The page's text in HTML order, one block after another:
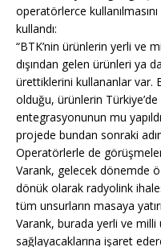
operatörlerce
kullandı:
“BTK’nin ürünlerin yerli ve
dışından gelen ürünleri ya
ürettiklerini kullananlar var.
olduğu, ürünlerin
entegrasyonunun mu
projede bundan sonraki
Operatörlerle de
Varank, gelecek dönemde
dönük olarak radyolink
tüm unsurların masaya
Varank, burada yerli ve milli
sağlayacaklarına işaret